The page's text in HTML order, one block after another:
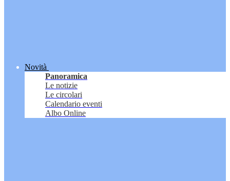
Novità
Panoramica
Le notizie
Le circolari
Calendario eventi
Albo Online